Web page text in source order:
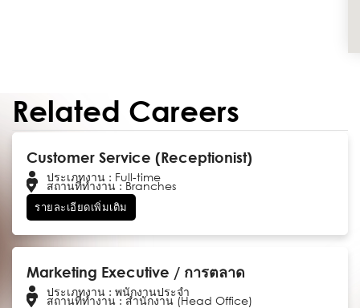
Related Careers
Customer Service (Receptionist)
ประเภทงาน : Full-time
สถานที่ทำงาน : Branches
รายละเอียดเพิ่มเติม
Marketing Executive / การตลาด
ประเภทงาน : พนักงานประจำ
สถานที่ทำงาน : สำนักงาน (Head Office)